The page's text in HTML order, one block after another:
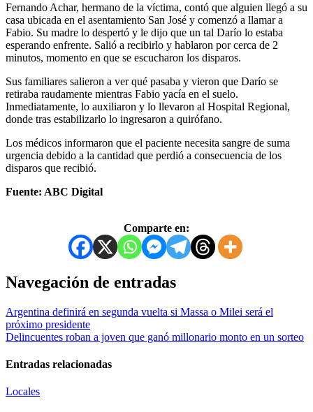
Fernando Achar, hermano de la víctima, contó que alguien llegó a su
casa ubicada en el asentamiento San José y comenzó a llamar a
Fabio. Su madre lo despertó y le dijo que un tal Darío lo estaba
esperando enfrente. Salió a recibirlo y hablaron por cerca de 2
minutos, momento en que se escucharon los disparos.
Sus familiares salieron a ver qué pasaba y vieron que Darío se
retiraba raudamente mientras Fabio yacía en el suelo.
Inmediatamente, lo auxiliaron y lo llevaron al Hospital Regional,
donde tras estabilizarlo lo ingresaron a quirófano.
Los médicos informaron que el paciente necesita sangre de suma
urgencia debido a la cantidad que perdió a consecuencia de los
disparos que recibió.
Fuente: ABC Digital
Comparte en:
Navegación de entradas
Argentina definirá en segunda vuelta si Massa o Milei será el
próximo presidente
Delincuentes roban a joven que ganó millonario monto en un sorteo
Entradas relacionadas
Locales